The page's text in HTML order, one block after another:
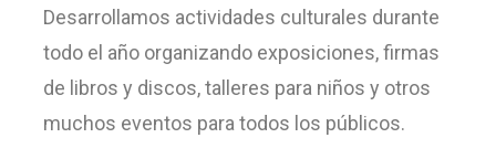
Desarrollamos actividades culturales durante
todo el año organizando exposiciones, firmas
de libros y discos, talleres para niños y otros
muchos eventos para todos los públicos.